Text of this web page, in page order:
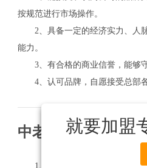
就要加盟
按规范进行市场操作。
2、具备一定的经济实力、人
能力。
3、有合格的商业信誉，能够守
4、认可品牌，自愿接受总部各
中老年保健品加盟
1.政策了解：网站或电话与公